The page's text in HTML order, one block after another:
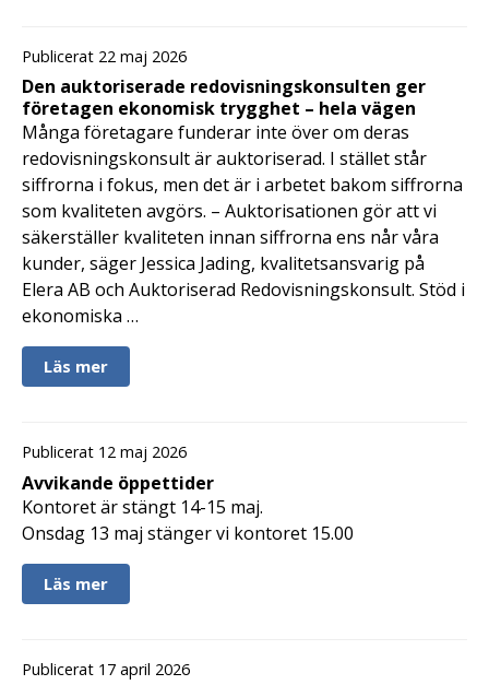
Publicerat 22 maj 2026
Den auktoriserade redovisningskonsulten ger
företagen ekonomisk trygghet – hela vägen
Många företagare funderar inte över om deras
redovisningskonsult är auktoriserad. I stället står
siffrorna i fokus, men det är i arbetet bakom siffrorna
som kvaliteten avgörs. – Auktorisationen gör att vi
säkerställer kvaliteten innan siffrorna ens når våra
kunder, säger Jessica Jading, kvalitetsansvarig på
Elera AB och Auktoriserad Redovisningskonsult. Stöd i
ekonomiska …
Läs mer
Publicerat 12 maj 2026
Avvikande öppettider
Kontoret är stängt 14-15 maj.
Onsdag 13 maj stänger vi kontoret 15.00
Läs mer
Publicerat 17 april 2026